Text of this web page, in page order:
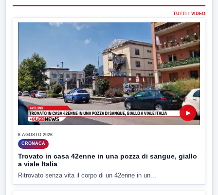
TUTTI I VIDEO
▶
6 AGOSTO 2026
CRONACA
Trovato in casa 42enne in una pozza di sangue, giallo
a viale Italia
Ritrovato senza vita il corpo di un 42enne in un...